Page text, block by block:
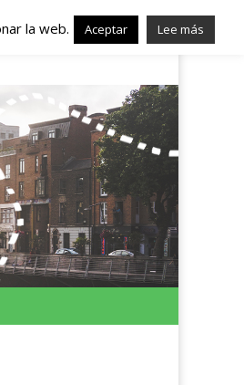
en
la web. Aceptar Lee más